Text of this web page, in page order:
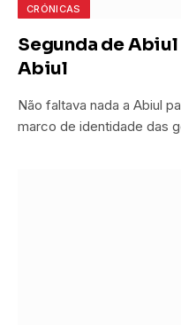
CRÓNICAS
Segunda de Abiul
Abiul
Não faltava nada a Abiul
marco de identidade das